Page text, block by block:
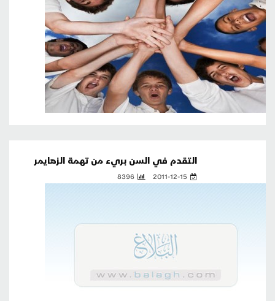
التقدم في السن بريء من تهمة الزهايمر
2011-12-15
8396